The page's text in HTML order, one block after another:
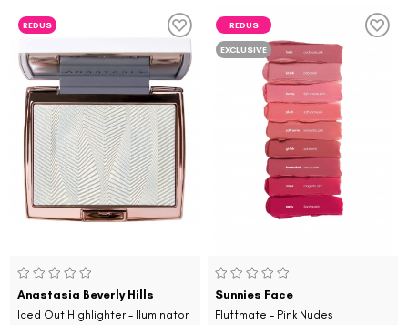
REDUS
Anastasia Beverly Hills
Iced Out Highlighter - Iluminator
REDUS
EXCLUSIVE
Sunnies Face
Fluffmate - Pink Nudes